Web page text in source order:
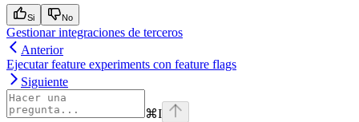
Si No
Gestionar integraciones de terceros
Anterior
Ejecutar feature experiments con feature flags
Siguiente
⌘I